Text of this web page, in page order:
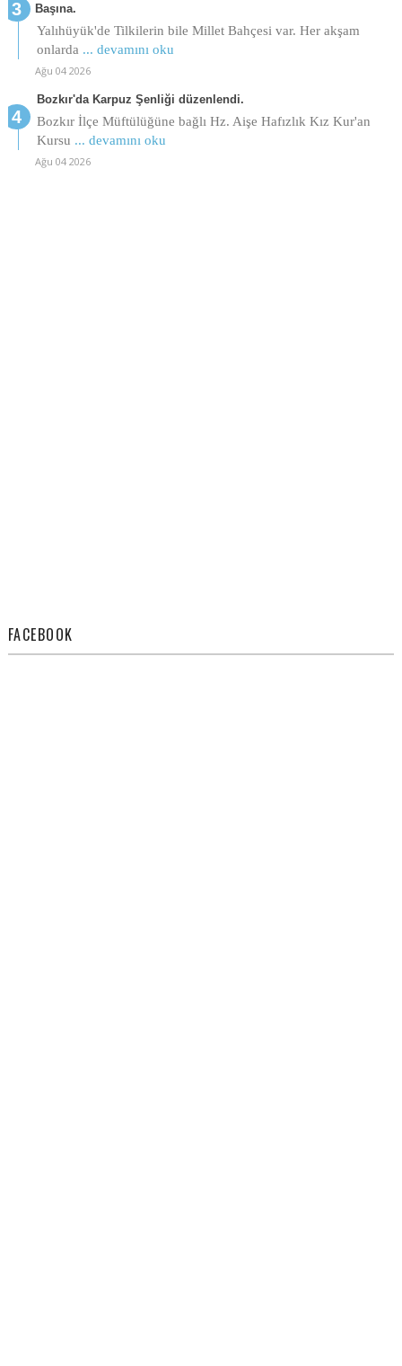
Başına.
Yalıhüyük'de Tilkilerin bile Millet Bahçesi var. Her akşam
onlarda ... devamını oku
Ağu 04 2026
Bozkır'da Karpuz Şenliği düzenlendi.
Bozkır İlçe Müftülüğüne bağlı Hz. Aişe Hafızlık Kız Kur'an
Kursu ... devamını oku
Ağu 04 2026
FACEBOOK